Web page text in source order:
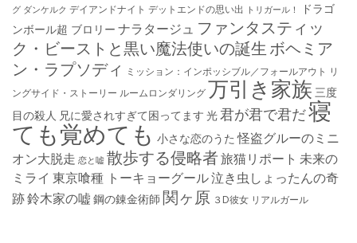
グ ダンケルク デイアンドナイト デットエンドの思い出 トリガール！
ドラゴ
ンボール超 ブロリー ナラタージュ ファンタスティッ
ク・ビーストと黒い魔法使いの誕生 ボヘミア
ン・ラプソディ ミッション：インポッシブル／フォールアウト リ
ングサイド・ストーリー ルームロンダリング万引き家族 三度
目の殺人 兄に愛されすぎて困ってます 光君が君で君だ寝
ても覚めても 小さな恋のうた 怪盗グルーのミニ
オン大脱走 恋と嘘 散歩する侵略者旅猫リポート 未来の
ミライ 東京喰種 トーキョーグール泣き虫しょったんの奇
跡鈴木家の嘘 鋼の錬金術師 関ヶ原 ３D彼女 リアルガール